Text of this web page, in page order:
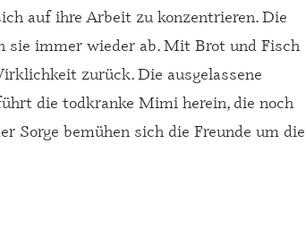
auf ihre Arbeit zu konzentrieren. Die
sie immer wieder ab. Mit Brot und Fisch
zurück. Die ausgelassene
die todkranke Mimi herein, die noch
Sorge bemühen sich die Freunde um die